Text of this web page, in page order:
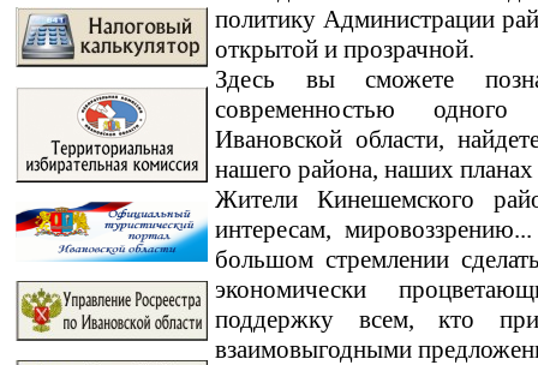
политику Администрации
открытой и прозрачной.
Здесь вы сможете
современностью
Ивановской области,
нашего района, наших
Жители Кинешемского
интересам,
большом стремлении
экономически
поддержку всем, кто
взаимовыгодными